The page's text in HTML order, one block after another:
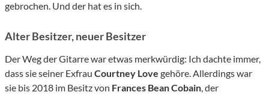
gebrochen. Und der hat es in sich.
Alter Besitzer, neuer Besitzer
Der Weg der Gitarre war etwas merkwürdig: Ich dachte immer,
dass sie seiner Exfrau Courtney Love gehöre. Allerdings war
sie bis 2018 im Besitz von Frances Bean Cobain, der